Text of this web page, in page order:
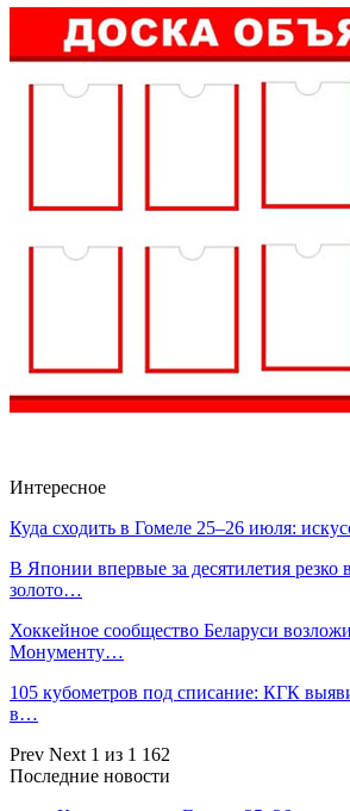
Интересное
Куда сходить в Гомеле 25–26 июля:
В Японии впервые за десятилетия резко
золото…
Хоккейное сообщество Беларуси
Монументу…
105 кубометров под списание: КГК
в…
Prev Next 1 из 1 162
Последние новости